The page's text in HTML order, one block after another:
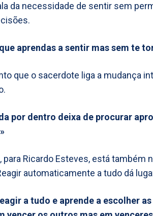
da necessidade de sentir sem
aprendas a sentir mas sem te
que o sacerdote liga a mudança
por dentro deixa de procurar
para Ricardo Esteves, está também
automaticamente a tudo dá
a tudo e aprende a escolher